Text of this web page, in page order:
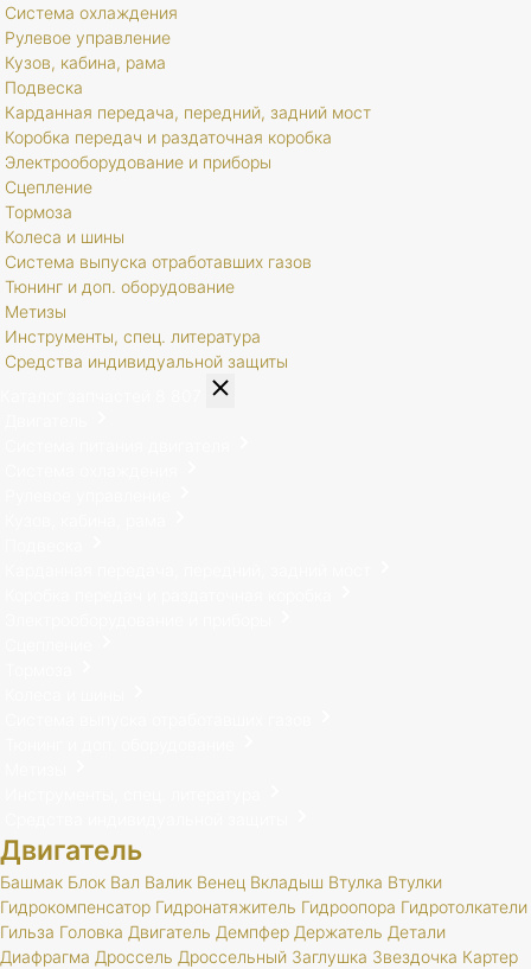
Система охлаждения
Рулевое управление
Кузов, кабина, рама
Подвеска
Карданная передача, передний, задний мост
Коробка передач и раздаточная коробка
Электрооборудование и приборы
Сцепление
Тормоза
Колеса и шины
Система выпуска отработавших газов
Тюнинг и доп. оборудование
Метизы
Инструменты, спец. литература
Средства индивидуальной защиты
Двигатель
Башмак Блок Вал Валик Венец Вкладыш Втулка Втулки
Гидрокомпенсатор Гидронатяжитель Гидроопора Гидротолкатели
Гильза Головка Двигатель Демпфер Держатель Детали
Диафрагма Дроссель Дроссельный Заглушка Звездочка Картер